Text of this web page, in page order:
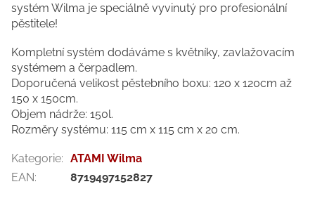
systém Wilma je speciálně vyvinutý pro profesionální
pěstitele!
Kompletní systém dodáváme s květníky, zavlažovacím
systémem a čerpadlem.
Doporučená velikost pěstebního boxu: 120 x 120cm až
150 x 150cm.
Objem nádrže: 150l.
Rozměry systému: 115 cm x 115 cm x 20 cm.
Kategorie: ATAMI Wilma
EAN: 8719497152827